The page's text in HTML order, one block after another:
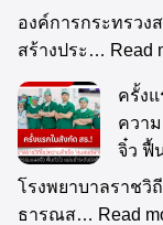
องค์การกระทรวง
สร้างประ… Read
ครั้ง
ควา
จิ๋ว ฟื้
โรงพยาบาลราชวิ
ธารณส… Read